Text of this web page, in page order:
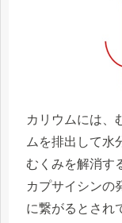
カリウムには、
ムを排出して水
むくみを解消す
カプサイシンの
に繋がるとされ